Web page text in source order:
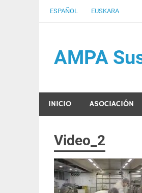
ESPAÑOL EUSKARA
AMPA
INICIO ASOCIACIÓN
Video_2